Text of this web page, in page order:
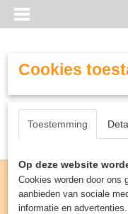
Cookies
Toestemming
Op deze website
Cookies worden door ons
aanbieden van sociale
informatie en